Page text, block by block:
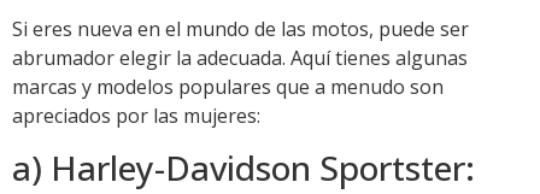
Si eres nueva en el mundo de las motos, puede ser
abrumador elegir la adecuada. Aquí tienes algunas
marcas y modelos populares que a menudo son
apreciados por las mujeres:
a) Harley-Davidson Sportster: